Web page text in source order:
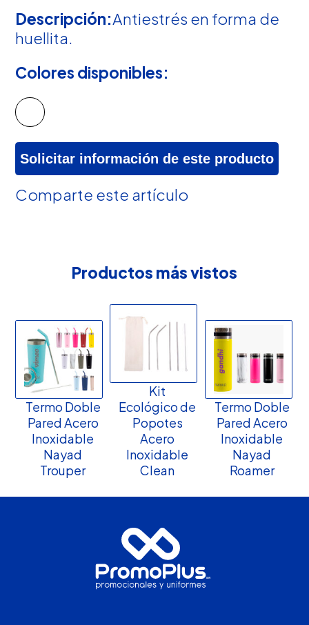
Descripción:Antiestrés en forma de
huellita.
Colores disponibles:
Solicitar información de este producto
Comparte este artículo
Productos más vistos
Termo Doble
Pared Acero
Inoxidable
Nayad
Trouper
Kit
Ecológico de
Popotes
Acero
Inoxidable
Clean
Termo Doble
Pared Acero
Inoxidable
Nayad
Roamer